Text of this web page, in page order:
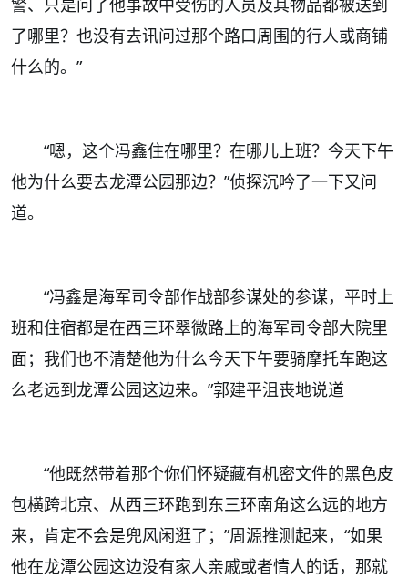
警、只是问了他事故中受伤的人员及其物品都被送到
了哪里？也没有去讯问过那个路口周围的行人或商铺
什么的。”
“嗯，这个冯鑫住在哪里？在哪儿上班？今天下午
他为什么要去龙潭公园那边？”侦探沉吟了一下又问
道。
“冯鑫是海军司令部作战部参谋处的参谋，平时上
班和住宿都是在西三环翠微路上的海军司令部大院里
面；我们也不清楚他为什么今天下午要骑摩托车跑这
么老远到龙潭公园这边来。 ”郭建平沮丧地说道
“他既然带着那个你们怀疑藏有机密文件的黑色皮
包横跨北京、从西三环跑到东三环南角这么远的地方
来，肯定不会是兜风闲逛了；”周源推测起来，“如果
他在龙潭公园这边没有家人亲戚或者情人的话，那就